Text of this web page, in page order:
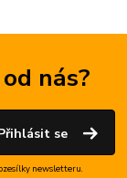
nás?
se
newsletteru.